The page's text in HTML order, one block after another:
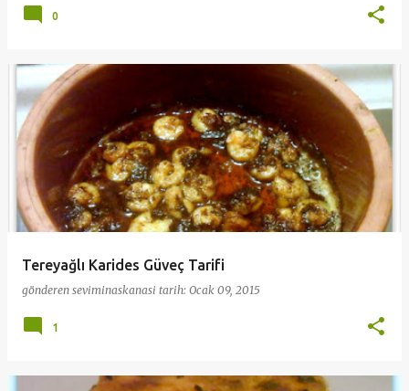
0
Tereyağlı Karides Güveç Tarifi
gönderen seviminaskanasi tarih: Ocak 09, 2015
1